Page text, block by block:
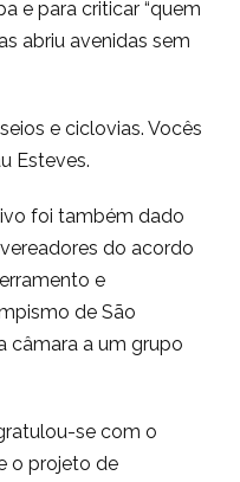
e para criticar “quem
abriu avenidas sem
e ciclovias. Vocês
Esteves.
foi também dado
do acordo
e
de São
câmara a um grupo
se com o
o projeto de